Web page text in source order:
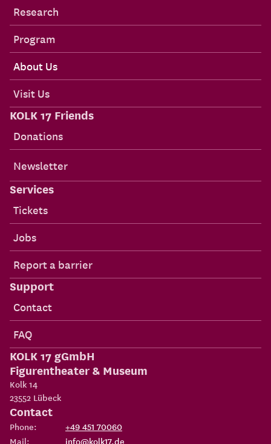
Research
Program
About Us
Visit Us
KOLK 17 Friends
Donations
Newsletter
Services
Tickets
Jobs
Report a barrier
Support
Contact
FAQ
KOLK 17 gGmbH
Figurentheater & Museum
Kolk 14
23552 Lübeck
Contact
Phone:
+49 451 70060
Mail:
info@kolk17.de